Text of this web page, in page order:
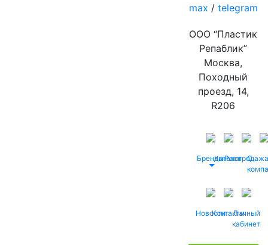
max / telegram
ООО “Пластик
Репаблик”
Москва,
Походный
проезд, 14,
R206
БрендыКаталог
Распродажа
О
НовостиКонтактыЛичный
кабинет